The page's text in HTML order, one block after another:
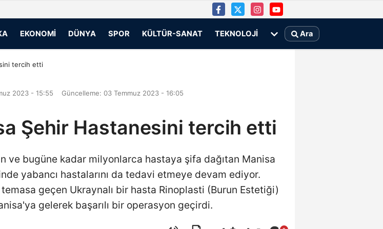
EKONOMI DÜNYA SPOR KÜLTÜR-SANAT TEKNOLOJI Ara
tercih etti
2023 - 15:55 Güncelleme: 03 Temmuz 2023 - 16:05
Şehir Hastanesini tercih etti
ve bugüne kadar milyonlarca hastaya şifa dağıtan Manisa
yabancı hastalarını da tedavi etmeye devam ediyor.
geçen Ukraynalı bir hasta Rinoplasti (Burun Estetiği)
gelerek başarılı bir operasyon geçirdi.